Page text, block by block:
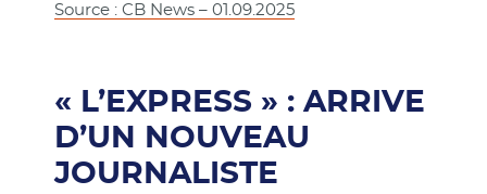
Source : CB News – 01.09.2025
« L’EXPRESS » : ARRIVE
D’UN NOUVEAU
JOURNALISTE